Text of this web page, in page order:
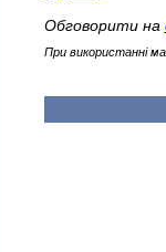
Обговорити на
При використанні